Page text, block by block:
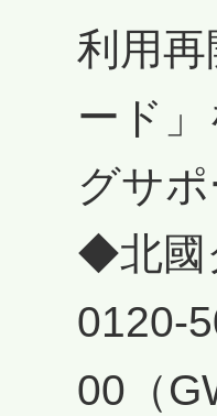
利用
ード
グサ
◆北國
0120-
00（